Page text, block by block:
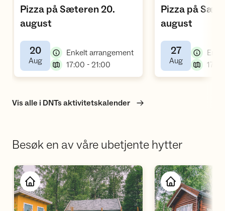
Pizza på Sæteren 20.
august
20
Aug,
Enkelt arrangement,
17:00 - 21:00
Pizza på
august
27
Aug,
Vis alle i DNTs aktivitetskalender
Besøk en av våre ubetjente hytter